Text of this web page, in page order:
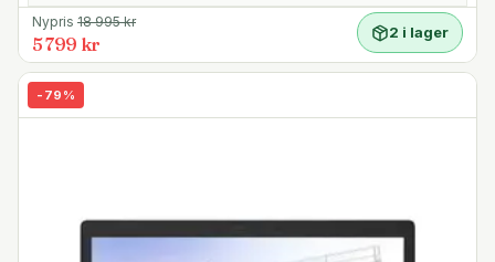
Nypris 18 995kr
5 799 kr
2 i lager
- 79 %